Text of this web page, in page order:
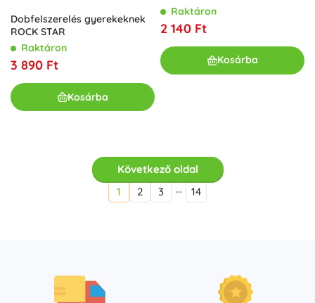
Dobfelszerelés gyerekeknek
ROCK STAR
Raktáron
3 890 Ft
Kosárba
Raktáron
2 140 Ft
Kosárba
Következő oldal
1
2 3 … 14